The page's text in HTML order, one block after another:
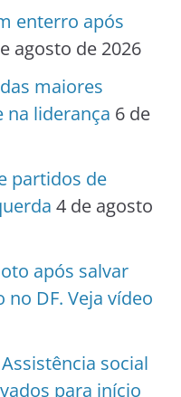
enterro após
agosto de 2026
maiores
na liderança 6 de
partidos de
4 de agosto
após salvar
DF. Veja vídeo
social
para início